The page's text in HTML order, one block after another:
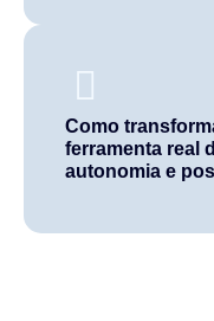
Como
ferramenta real
autonomia e